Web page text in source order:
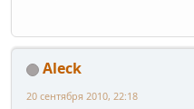
Aleck
20 сентября 2010, 22:18